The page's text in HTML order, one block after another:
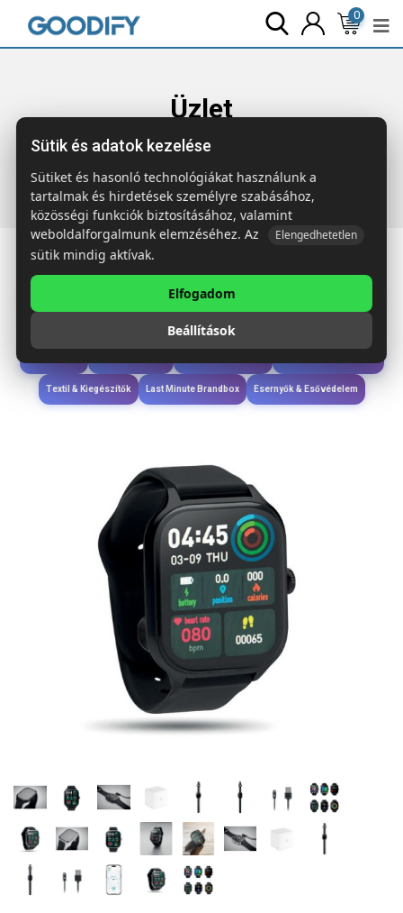
0
Üzlet
Főoldal Termékek Technológia & Kiegészítők
Vez.nélk. egészségügyi okosóra
Étkezés & Ivás
Wellness & Ápolás
Textil & Kiegészítők Last Minute Brandbox Esernyők & Esővédelem
Sütik és adatok kezelése
Sütiket és hasonló technológiákat használunk a
tartalmak és hirdetések személyre szabásához,
közösségi funkciók biztosításához, valamint
weboldalforgalmunk elemzéséhez. Az
Elengedhetetlen
sütik mindig aktívak.
Elfogadom
Beállítások